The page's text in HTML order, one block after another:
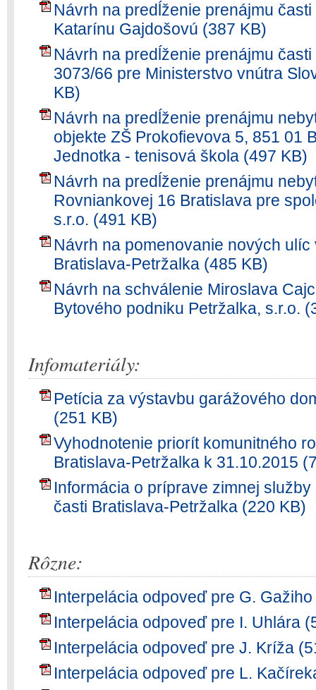
Návrh na predĺženie prenájmu
Katarínu Gajdošovú (387 KB)
Návrh na predĺženie prenájmu
3073/66 pre Ministerstvo vnútra
KB)
Návrh na predĺženie prenájmu
objekte ZŠ Prokofievova 5, 851 01
Jednotka - tenisová škola (497 KB)
Návrh na predĺženie prenájmu
Rovniankovej 16 Bratislava pre
s.r.o. (491 KB)
Návrh na pomenovanie nových ulíc
Bratislava-Petržalka (485 KB)
Návrh na schválenie Miroslava
Bytového podniku Petržalka, s.r.o.
Infomateriály:
Petícia za výstavbu garážového
(251 KB)
Vyhodnotenie priorít komunitného
Bratislava-Petržalka k 31.10.2015
Informácia o príprave zimnej
časti Bratislava-Petržalka (220 KB)
Rôzne:
Interpelácia odpoveď pre G.
Interpelácia odpoveď pre I. Uhlára
Interpelácia odpoveď pre J. Kríža
Interpelácia odpoveď pre L.